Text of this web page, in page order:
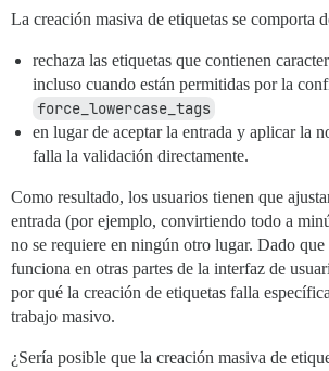
La creación masiva de etiquetas se comporta
rechaza las etiquetas que contienen
incluso cuando están permitidas por la
force_lowercase_tags
en lugar de aceptar la entrada y aplicar la
falla la validación directamente.
Como resultado, los usuarios tienen que
entrada (por ejemplo, convirtiendo todo a
no se requiere en ningún otro lugar. Dado que
funciona en otras partes de la interfaz de
por qué la creación de etiquetas falla
trabajo masivo.
¿Sería posible que la creación masiva de